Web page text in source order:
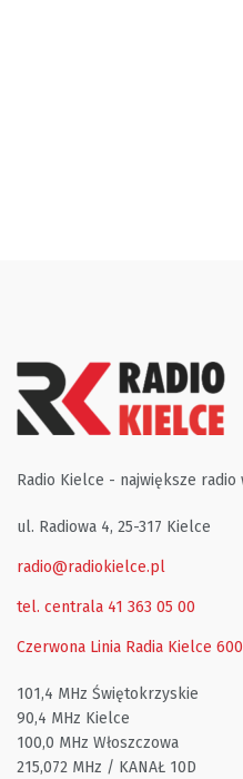
Radio Kielce - największe
ul. Radiowa 4, 25-317 Kielce
radio@radiokielce.pl
tel. centrala 41 363 05 00
Czerwona Linia Radia Kielce
101,4 MHz Świętokrzyskie
90,4 MHz Kielce
100,0 MHz Włoszczowa
215,072 MHz / KANAŁ 10D